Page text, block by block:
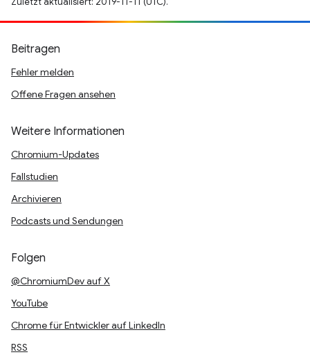
Beitragen
Fehler melden
Offene Fragen ansehen
Weitere Informationen
Chromium-Updates
Fallstudien
Archivieren
Podcasts und Sendungen
Folgen
@ChromiumDev auf X
YouTube
Chrome für Entwickler auf LinkedIn
RSS